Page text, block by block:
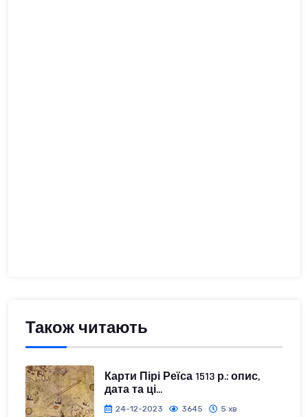
Також читають
Карти Пірі Реїса 1513 р.: опис,
дата та ці...
24-12-2023 3645
5 хв